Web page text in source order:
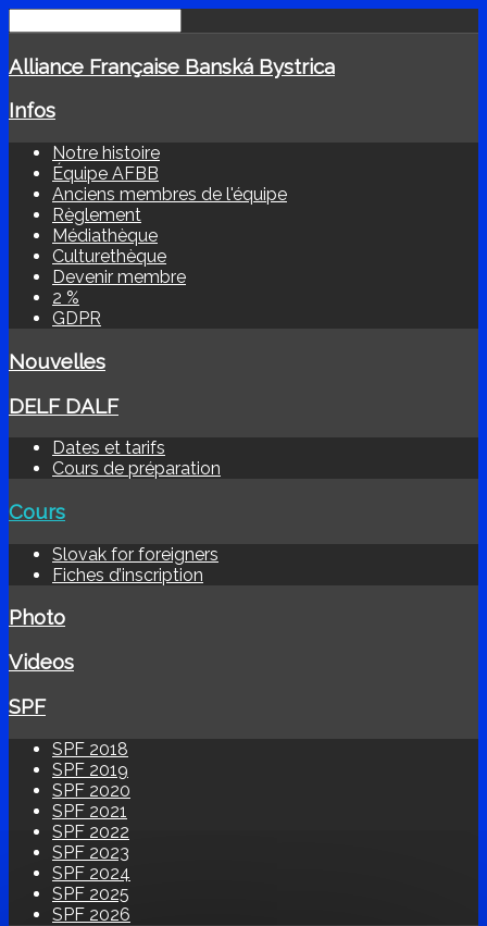
Alliance Française Banská Bystrica
Infos
Notre histoire
Équipe AFBB
Anciens membres de l'équipe
Règlement
Médiathèque
Culturethèque
Devenir membre
2 %
GDPR
Nouvelles
DELF DALF
Dates et tarifs
Cours de préparation
Cours
Slovak for foreigners
Fiches d’inscription
Photo
Videos
SPF
SPF 2018
SPF 2019
SPF 2020
SPF 2021
SPF 2022
SPF 2023
SPF 2024
SPF 2025
SPF 2026